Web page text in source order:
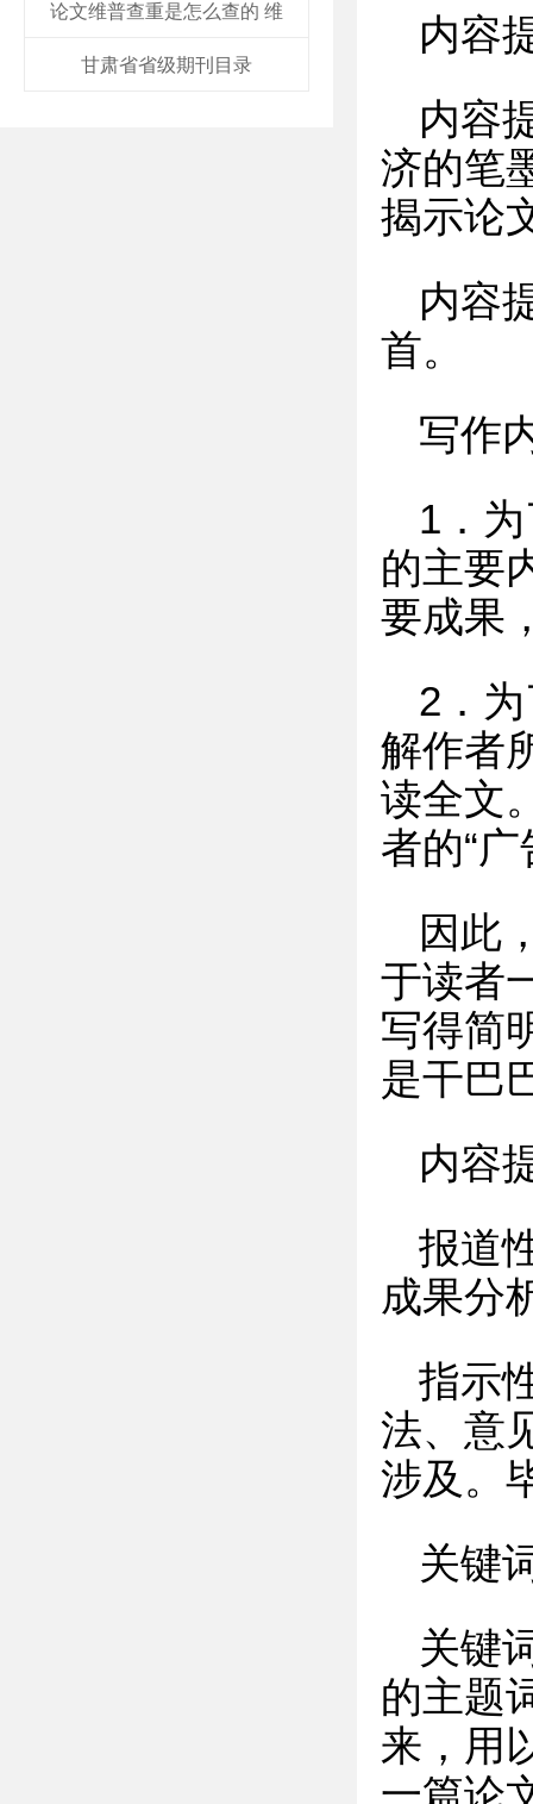
论文维普查重是怎么查的 维
甘肃省省级期刊目录
内容
内容
济的笔
揭示论
内容
首。
写作
1．
的主要
要成果
2．
解作者
读全文
者的“广
因此
于读者
写得简
是干巴
内容
报道
成果分
指示
法、意
涉及。
关键
关键
的主题
来，用
一篇论